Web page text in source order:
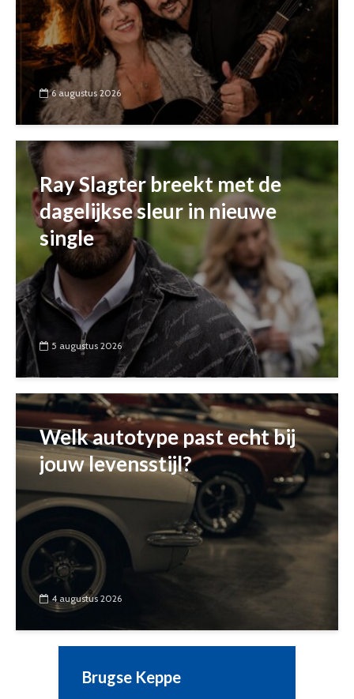
6 augustus 2026
Ray Slagter breekt met de
dagelijkse sleur in nieuwe
single
5 augustus 2026
Welk autotype past echt bij
jouw levensstijl?
4 augustus 2026
Brugse Keppe